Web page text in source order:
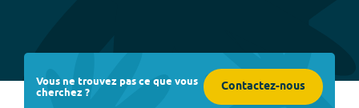
Vous ne trouvez pas ce que vous
cherchez ? Contactez-nous